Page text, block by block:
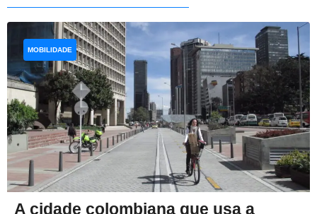
A cidade colombiana que usa a
MOBILIDADE